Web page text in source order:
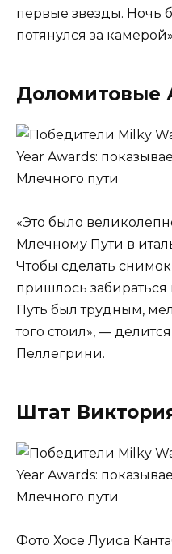
первые звезды. Ночь
потянулся за
Доломитовые
«Это было
Млечному Пути в
Чтобы сделать
пришлось
Путь был трудным,
того стоил», —
Пеллегрини.
Штат
Фото Хосе Луиса